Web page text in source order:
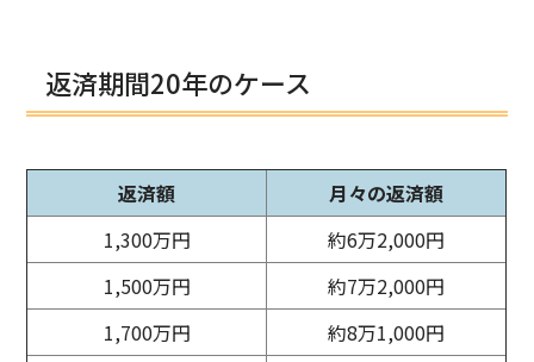
返済期間20年のケース
返済額
月々の返済額
1,300万円
約6万2,000円
1,500万円
約7万2,000円
1,700万円
約8万1,000円